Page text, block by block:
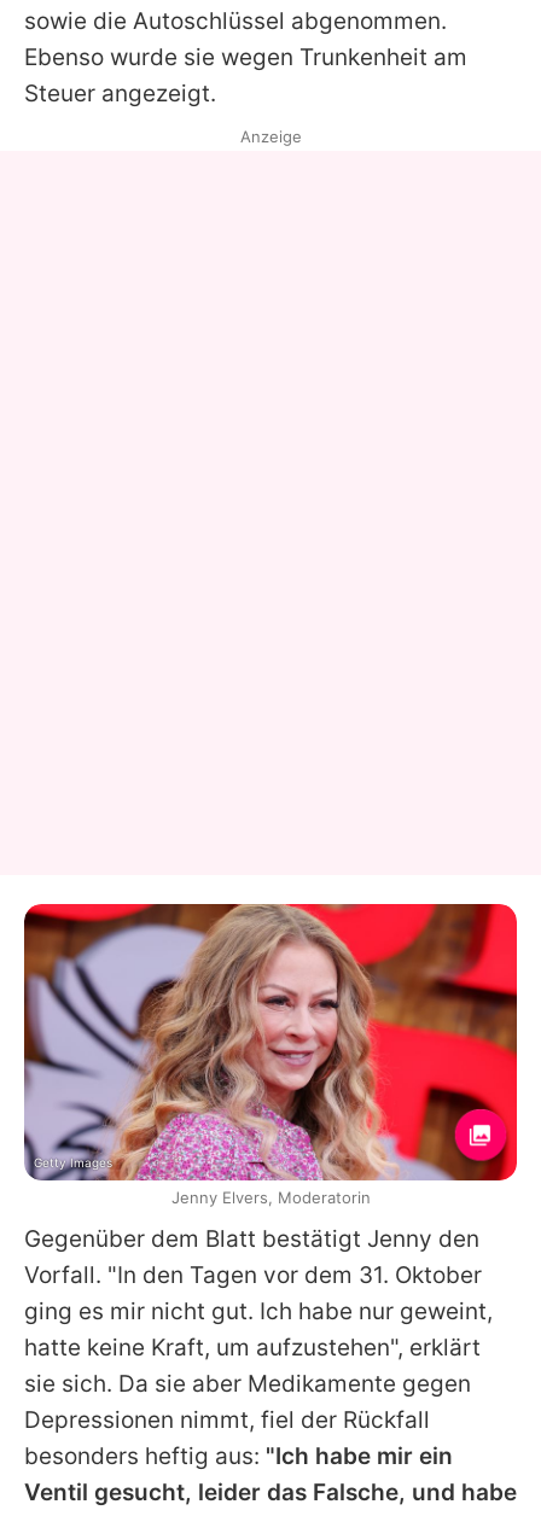
sowie die Autoschlüssel abgenommen.
Ebenso wurde sie wegen Trunkenheit am
Steuer angezeigt.
Gegenüber dem Blatt bestätigt Jenny den
Vorfall. "In den Tagen vor dem 31. Oktober
ging es mir nicht gut. Ich habe nur geweint,
hatte keine Kraft, um aufzustehen", erklärt
sie sich. Da sie aber Medikamente gegen
Depressionen nimmt, fiel der Rückfall
besonders heftig aus: "Ich habe mir ein
Ventil gesucht, leider das Falsche, und habe
Anzeige
Getty Images
Jenny Elvers, Moderatorin